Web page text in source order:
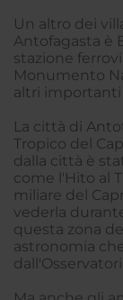
Un altro dei
Antofagasta è
stazione
Monumento
altri
La città di
Tropico del
dalla città è
come l'Hito al
miliare del
vederla
questa zona
astronomia